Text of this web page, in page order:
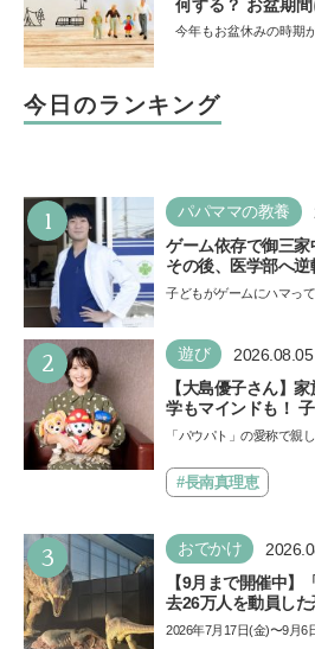
何する？ お盆期
ことは
今年もお盆休みの時期
今日のランキング
1 パパママの教養
ゲーム依存で御三家
その後、医学部へ
「ゲームの経験が受
子どもがゲームにハマっ
い…
2 遊び 2026.08.05
【大島優子さん】
学もマインドも！
声優をつとめた映
できると子どもに知
「パウパト」の愛称で親
ザ…#長南真理恵
3 おでかけ
【9月まで開催中】
去26万人を動員し
夏休みのおでかけで
2026年7月17日(金)〜9月6